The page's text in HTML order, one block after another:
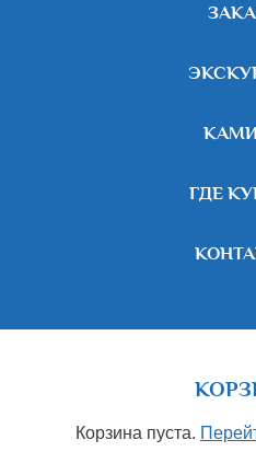
ГДЕ
Корзина пуста.